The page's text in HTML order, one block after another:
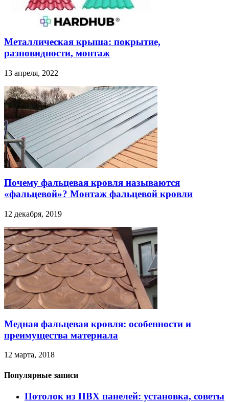
Металлическая крыша: покрытие,
разновидности, монтаж
13 апреля, 2022
Почему фальцевая кровля называются
«фальцевой»? Монтаж фальцевой кровли
12 декабря, 2019
Медная фальцевая кровля: особенности и
преимущества материала
12 марта, 2018
Популярные записи
Потолок из ПВХ панелей: установка, советы